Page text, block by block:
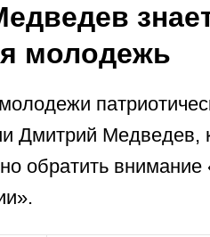
молодежь
Дмитрий Медведев,
обратить